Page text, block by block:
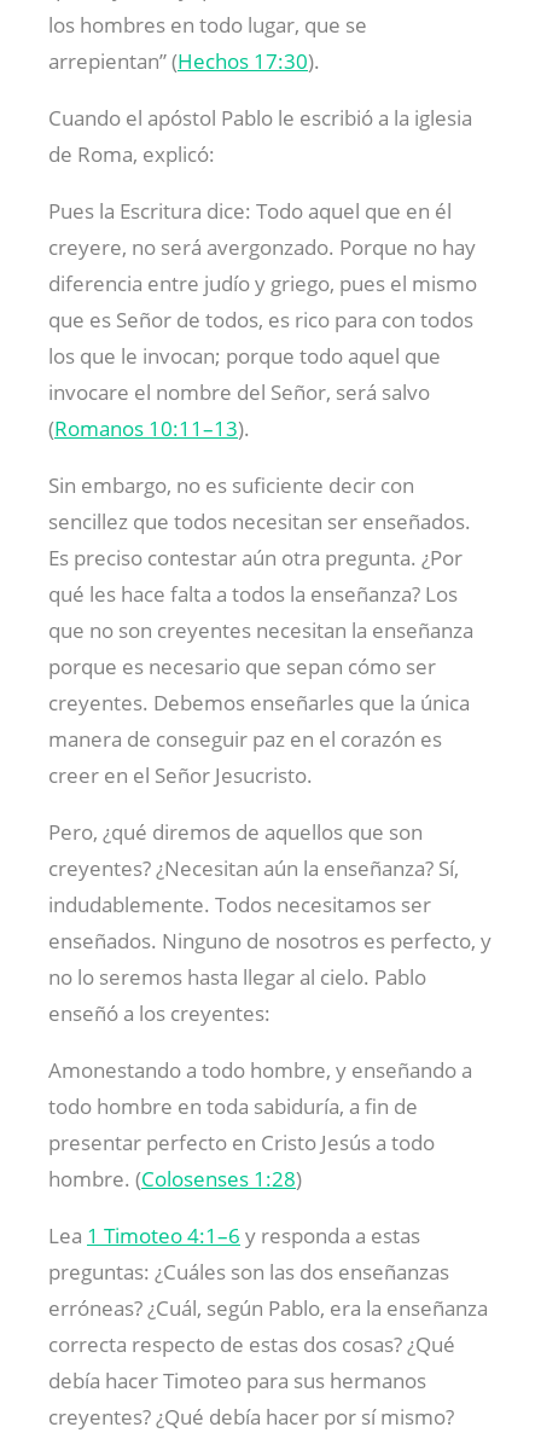
los hombres en todo lugar, que se
arrepientan” (Hechos 17:30).
Cuando el apóstol Pablo le escribió a la iglesia
de Roma, explicó:
Pues la Escritura dice: Todo aquel que en él
creyere, no será avergonzado. Porque no hay
diferencia entre judío y griego, pues el mismo
que es Señor de todos, es rico para con todos
los que le invocan; porque todo aquel que
invocare el nombre del Señor, será salvo
(Romanos 10:11–13).
Sin embargo, no es suficiente decir con
sencillez que todos necesitan ser enseñados.
Es preciso contestar aún otra pregunta. ¿Por
qué les hace falta a todos la enseñanza? Los
que no son creyentes necesitan la enseñanza
porque es necesario que sepan cómo ser
creyentes. Debemos enseñarles que la única
manera de conseguir paz en el corazón es
creer en el Señor Jesucristo.
Pero, ¿qué diremos de aquellos que son
creyentes? ¿Necesitan aún la enseñanza? Sí,
indudablemente. Todos necesitamos ser
enseñados. Ninguno de nosotros es perfecto, y
no lo seremos hasta llegar al cielo. Pablo
enseñó a los creyentes:
Amonestando a todo hombre, y enseñando a
todo hombre en toda sabiduría, a fin de
presentar perfecto en Cristo Jesús a todo
hombre. (Colosenses 1:28)
Lea 1 Timoteo 4:1–6 y responda a estas
preguntas: ¿Cuáles son las dos enseñanzas
erróneas? ¿Cuál, según Pablo, era la enseñanza
correcta respecto de estas dos cosas? ¿Qué
debía hacer Timoteo para sus hermanos
creyentes? ¿Qué debía hacer por sí mismo?